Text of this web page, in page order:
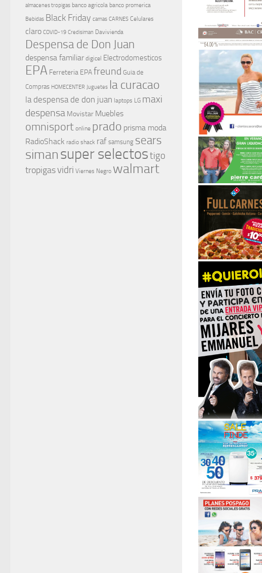
almacenes tropigas banco agricola banco promerica
Bebidas Black Friday camas CARNES Celulares
claro COVID-19 Credisiman Davivienda
Despensa de Don Juan
despensa familiar digicel Electrodomesticos
EPA Ferreteria EPAfreund Guia de
Compras HOMECENTER Juguetes la curacao
la despensa de don juan laptops LG maxi
despensa Movistar Muebles
omnisport online prado prisma moda
RadioShack radio shack raf samsung sears
simansuper selectostigo
tropigasvidri Viernes Negro walmart